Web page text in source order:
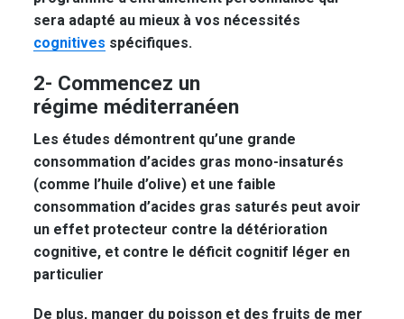
sera adapté au mieux à vos nécessités
cognitives spécifiques.
2- Commencez un
régime méditerranéen
Les études démontrent qu’une grande
consommation d’acides gras mono-insaturés
(comme l’huile d’olive) et une faible
consommation d’acides gras saturés peut avoir
un effet protecteur contre la détérioration
cognitive, et contre le déficit cognitif léger en
particulier
De plus, manger du poisson et des fruits de mer